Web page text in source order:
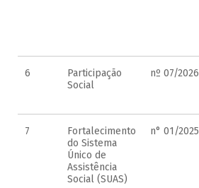
6
Participação
Social
nº 07/2026
7
Fortalecimento
do Sistema
Único de
Assistência
Social (SUAS)
n° 01/2025